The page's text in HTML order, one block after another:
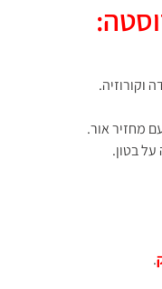
וקורוזיה.
מחזיר אור.
בטון.
.